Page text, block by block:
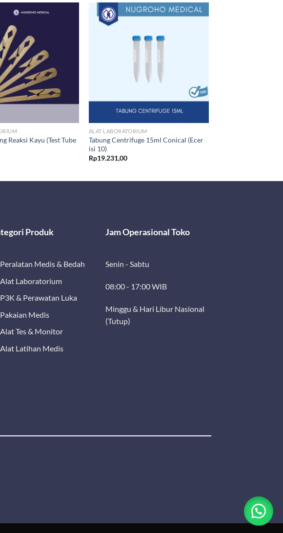
Reaksi Kayu (Test Tube
ALAT LABORATORIUM
Tabung Centrifuge 15ml Conical (Ecer
isi 10)
Rp19.231,00
Produk
Peralatan Medis & Bedah
Alat Laboratorium
P3K & Perawatan Luka
Pakaian Medis
Alat Tes & Monitor
Alat Latihan Medis
Jam Operasional Toko
Senin - Sabtu
08:00 - 17:00 WIB
Minggu & Hari Libur Nasional
(Tutup)